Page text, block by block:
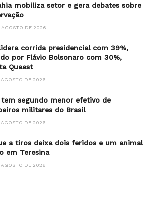
mobiliza setor e gera debates sobre
AGOSTO DE 2026
corrida presidencial com 39%,
por Flávio Bolsonaro com 30%,
Quaest
AGOSTO DE 2026
tem segundo menor efetivo de
militares do Brasil
AGOSTO DE 2026
a tiros deixa dois feridos e um animal
em Teresina
AGOSTO DE 2026